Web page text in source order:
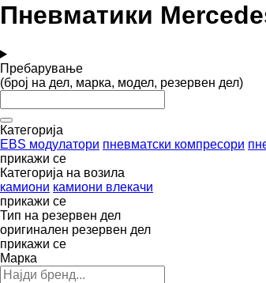
Пневматики
Пребарување
(број на дел, марка, модел, резервен дел)
Категорија
EBS модулатори пневматски компресори
прикажи се
Категорија на возила
камиони камиони влекачи
прикажи се
Тип на резервен дел
оригинален резервен дел
прикажи се
Марка